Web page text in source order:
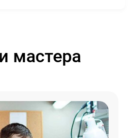
мастера